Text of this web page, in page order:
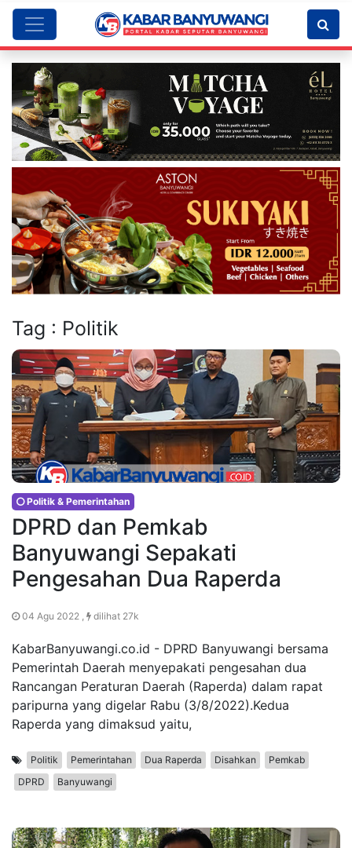
Tag : Politik
Politik & Pemerintahan
DPRD dan Pemkab
Banyuwangi Sepakati
Pengesahan Dua Raperda
04 Agu 2022 , dilihat 27k
KabarBanyuwangi.co.id - DPRD Banyuwangi bersama
Pemerintah Daerah menyepakati pengesahan dua
Rancangan Peraturan Daerah (Raperda) dalam rapat
paripurna yang digelar Rabu (3/8/2022).Kedua
Raperda yang dimaksud yaitu,
Politik Pemerintahan Dua Raperda Disahkan
Pemkab
DPRD
Banyuwangi